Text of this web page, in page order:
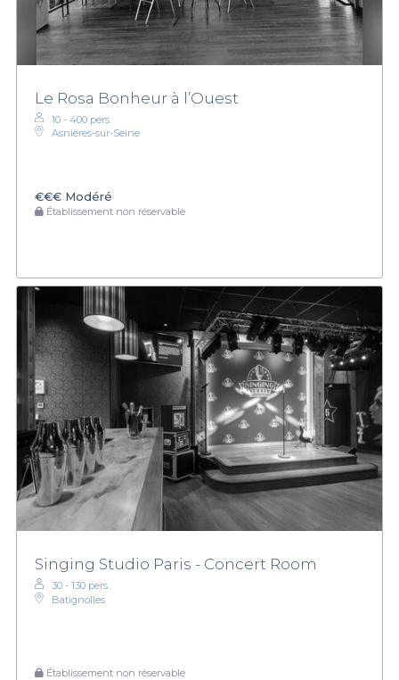
Le Rosa Bonheur à l’Ouest
10 - 400 pers.
Asnières-sur-Seine
€€€ Modéré
Établissement non réservable
Singing Studio Paris - Concert Room
30 - 130 pers.
Batignolles
Établissement non réservable